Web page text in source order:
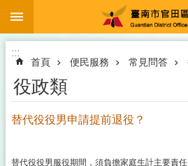
跳到主要內容區塊
搜
尋
階
搜
革
:::
首頁 便民服務 常見問答
役政類
替代役役男申請提前退役？
替代役役男服役期間，須負擔家庭生計主要責